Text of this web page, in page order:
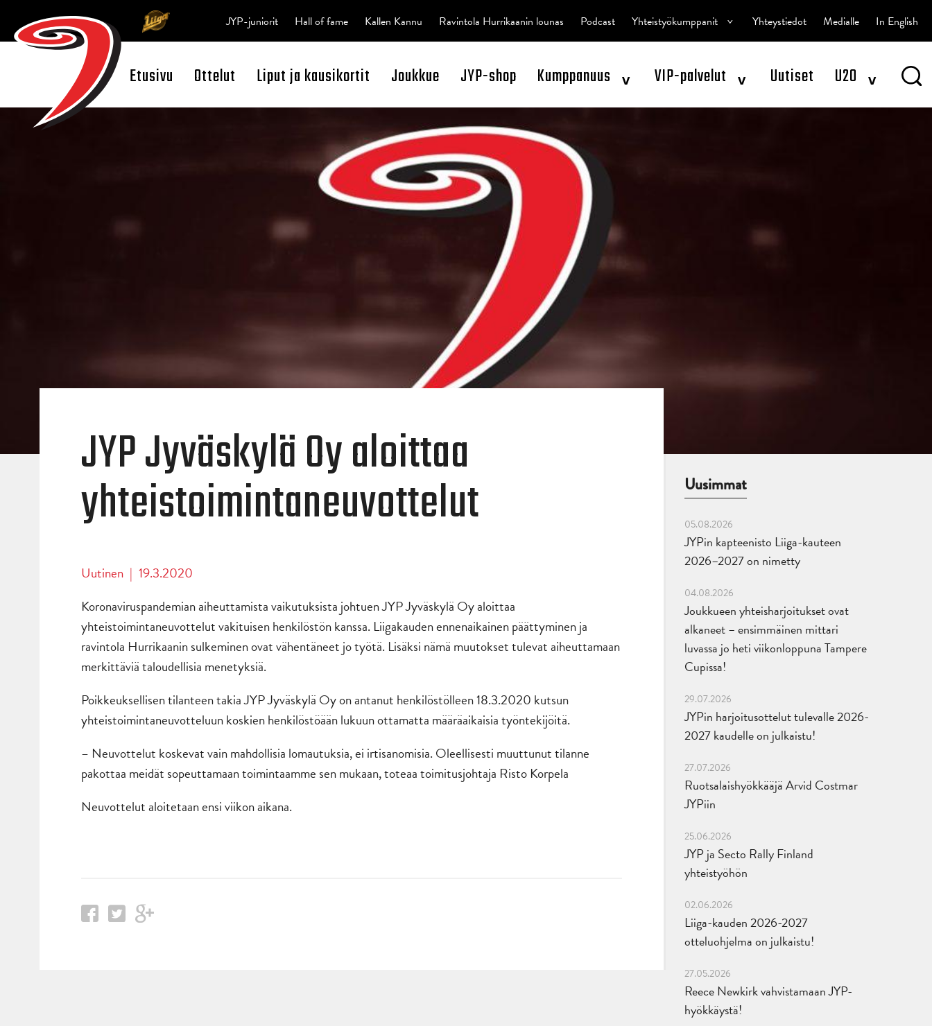
Open Search
Etusivu Ottelut Liput ja kausikortit Joukkue JYP-shop Kumppanuus ^ VIP-palvelut ^ Uutiset U20 ^
JYP-juniorit Hall of fame Kallen Kannu Ravintola Hurrikaanin lounas Podcast Yhteistyökumppanit ^ Yhteystiedot Medialle In English
JYP Jyväskylä Oy aloittaa
yhteistoimintaneuvottelut
Uutinen | 19.3.2020
Koronaviruspandemian aiheuttamista vaikutuksista johtuen JYP Jyväskylä Oy aloittaa
yhteistoimintaneuvottelut vakituisen henkilöstön kanssa. Liigakauden ennenaikainen päättyminen ja
ravintola Hurrikaanin sulkeminen ovat vähentäneet jo työtä. Lisäksi nämä muutokset tulevat aiheuttamaan
merkittäviä taloudellisia menetyksiä.
Poikkeuksellisen tilanteen takia JYP Jyväskylä Oy on antanut henkilöstölleen 18.3.2020 kutsun
yhteistoimintaneuvotteluun koskien henkilöstöään lukuun ottamatta määräaikaisia työntekijöitä.
– Neuvottelut koskevat vain mahdollisia lomautuksia, ei irtisanomisia. Oleellisesti muuttunut tilanne
pakottaa meidät sopeuttamaan toimintaamme sen mukaan, toteaa toimitusjohtaja Risto Korpela
Neuvottelut aloitetaan ensi viikon aikana.
Uusimmat
05.08.2026
JYPin kapteenisto Liiga-kauteen
2026–2027 on nimetty
04.08.2026
Joukkueen yhteisharjoitukset ovat
alkaneet – ensimmäinen mittari
luvassa jo heti viikonloppuna Tampere
Cupissa!
29.07.2026
JYPin harjoitusottelut tulevalle 2026-
2027 kaudelle on julkaistu!
27.07.2026
Ruotsalaishyökkääjä Arvid Costmar
JYPiin
25.06.2026
JYP ja Secto Rally Finland
yhteistyöhön
02.06.2026
Liiga-kauden 2026-2027
otteluohjelma on julkaistu!
27.05.2026
Reece Newkirk vahvistamaan JYP-
hyökkäystä!